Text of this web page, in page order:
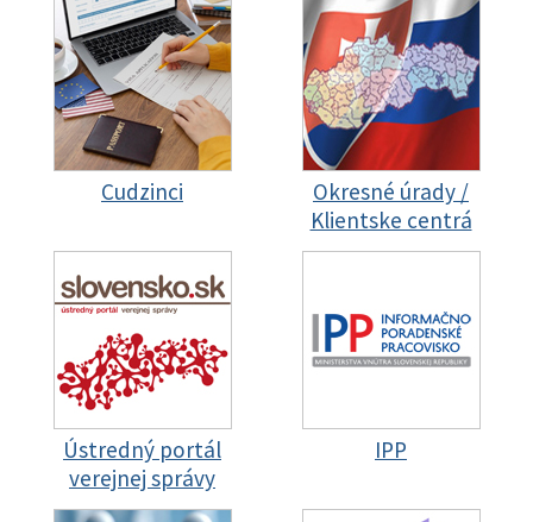
Cudzinci
Okresné úrady /
Klientske centrá
Ústredný portál
verejnej správy
IPP